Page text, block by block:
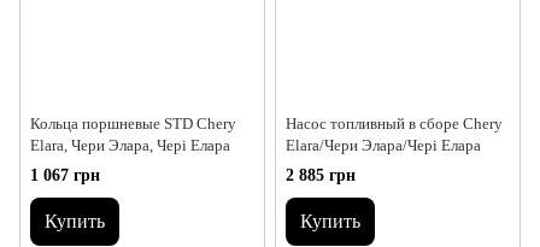
Кольца поршневые STD Chery
Elara, Чери Элара, Чері Елара
1 067 грн
Купить
Насос топливный в сборе Chery
Elara/Чери Элара/Чері Елара
2 885 грн
Купить